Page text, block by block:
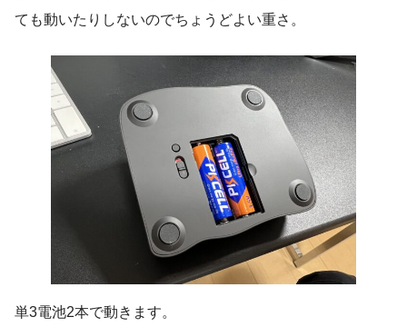
ても動いたりしないのでちょうどよい重さ。
単3電池2本で動きます。